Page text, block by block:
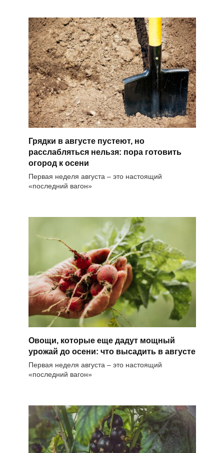
Грядки в августе пустеют, но
расслабляться нельзя: пора готовить
огород к осени
Первая неделя августа – это настоящий
«последний вагон»
Овощи, которые еще дадут мощный
урожай до осени: что высадить в августе
Первая неделя августа – это настоящий
«последний вагон»